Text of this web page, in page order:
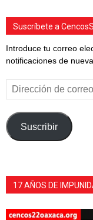
Suscríbete a
Introduce tu correo
notificaciones de
Dirección
de
correo
electrónico
Suscribir
17 AÑOS DE